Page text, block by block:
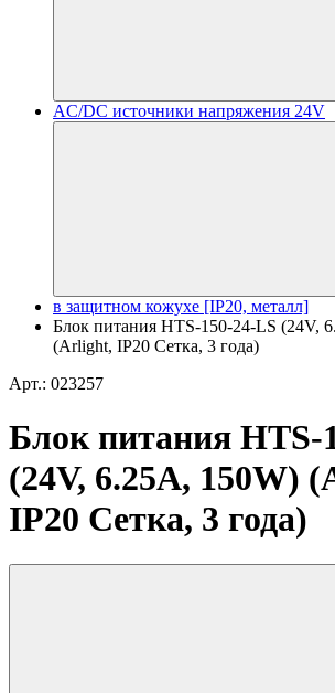
AC/DC источники напряжения 24V
в защитном кожухе [IP20, металл]
Блок питания HTS-150-24-LS (24V,
(Arlight, IP20 Сетка, 3 года)
Арт.: 023257
Блок питания HTS-
(24V, 6.25A, 150W)
IP20 Сетка, 3 года)